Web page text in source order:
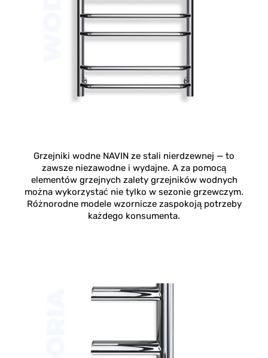
Grzejniki wodne NAVIN ze stali nierdzewnej — to
zawsze niezawodne i wydajne. A za pomocą
elementów grzejnych zalety grzejników wodnych
można wykorzystać nie tylko w sezonie grzewczym.
Różnorodne modele wzornicze zaspokoją potrzeby
każdego konsumenta.